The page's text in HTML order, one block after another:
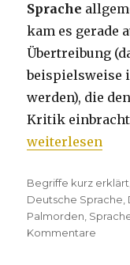
Sprache
kam es gerade
Übertreibung
beispielsweise
werden), die
Kritik
„Deutsche
weiterlesen
Kategorien
Begriffe kurz erklärt
Deutsche Sprache
Palmorden
Kommentare